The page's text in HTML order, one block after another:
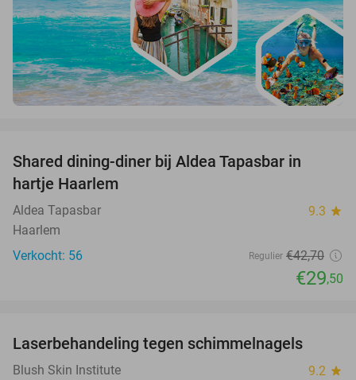
Shared dining-diner bij Aldea Tapasbar in
hartje Haarlem
Aldea Tapasbar 9.3 star
Haarlem
Verkocht: 56
Regulier €42,70
€29,50
Laserbehandeling tegen schimmelnagels
Blush Skin Institute 9.2 star